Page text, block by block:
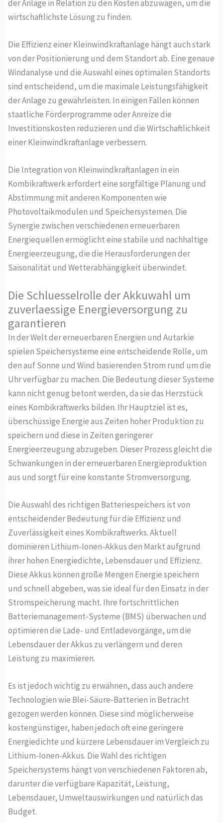
der Anlage in Relation zu den Kosten abzuwägen, um die
wirtschaftlichste Lösung zu finden.
Die Effizienz einer Kleinwindkraftanlage hängt auch stark
von der Positionierung und dem Standort ab. Eine genaue
Windanalyse und die Auswahl eines optimalen Standorts
sind entscheidend, um die maximale Leistungsfähigkeit
der Anlage zu gewährleisten. In einigen Fällen können
staatliche Förderprogramme oder Anreize die
Investitionskosten reduzieren und die Wirtschaftlichkeit
einer Kleinwindkraftanlage verbessern.
Die Integration von Kleinwindkraftanlagen in ein
Kombikraftwerk erfordert eine sorgfältige Planung und
Abstimmung mit anderen Komponenten wie
Photovoltaikmodulen und Speichersystemen. Die
Synergie zwischen verschiedenen erneuerbaren
Energiequellen ermöglicht eine stabile und nachhaltige
Energieerzeugung, die die Herausforderungen der
Saisonalität und Wetterabhängigkeit überwindet.
Die Schluesselrolle der Akkuwahl um
zuverlaessige Energieversorgung zu
garantieren
In der Welt der erneuerbaren Energien und Autarkie
spielen Speichersysteme eine entscheidende Rolle, um
den auf Sonne und Wind basierenden Strom rund um die
Uhr verfügbar zu machen. Die Bedeutung dieser Systeme
kann nicht genug betont werden, da sie das Herzstück
eines Kombikraftwerks bilden. Ihr Hauptziel ist es,
überschüssige Energie aus Zeiten hoher Produktion zu
speichern und diese in Zeiten geringerer
Energieerzeugung abzugeben. Dieser Prozess gleicht die
Schwankungen in der erneuerbaren Energieproduktion
aus und sorgt für eine konstante Stromversorgung.
Die Auswahl des richtigen Batteriespeichers ist von
entscheidender Bedeutung für die Effizienz und
Zuverlässigkeit eines Kombikraftwerks. Aktuell
dominieren Lithium-Ionen-Akkus den Markt aufgrund
ihrer hohen Energiedichte, Lebensdauer und Effizienz.
Diese Akkus können große Mengen Energie speichern
und schnell abgeben, was sie ideal für den Einsatz in der
Stromspeicherung macht. Ihre fortschrittlichen
Batteriemanagement-Systeme (BMS) überwachen und
optimieren die Lade- und Entladevorgänge, um die
Lebensdauer der Akkus zu verlängern und deren
Leistung zu maximieren.
Es ist jedoch wichtig zu erwähnen, dass auch andere
Technologien wie Blei-Säure-Batterien in Betracht
gezogen werden können. Diese sind möglicherweise
kostengünstiger, haben jedoch oft eine geringere
Energiedichte und kürzere Lebensdauer im Vergleich zu
Lithium-Ionen-Akkus. Die Wahl des richtigen
Speichersystems hängt von verschiedenen Faktoren ab,
darunter die verfügbare Kapazität, Leistung,
Lebensdauer, Umweltauswirkungen und natürlich das
Budget.